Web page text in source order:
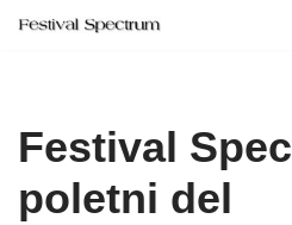
Festival
poletni del